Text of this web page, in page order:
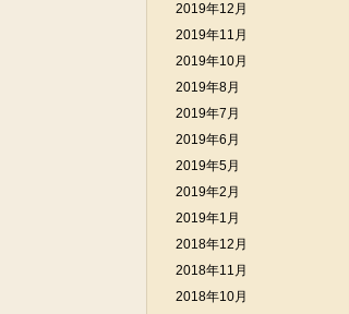
2019年12月
2019年11月
2019年10月
2019年8月
2019年7月
2019年6月
2019年5月
2019年2月
2019年1月
2018年12月
2018年11月
2018年10月